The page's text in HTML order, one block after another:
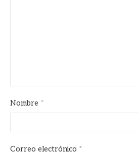
Nombre *
Correo electrónico *